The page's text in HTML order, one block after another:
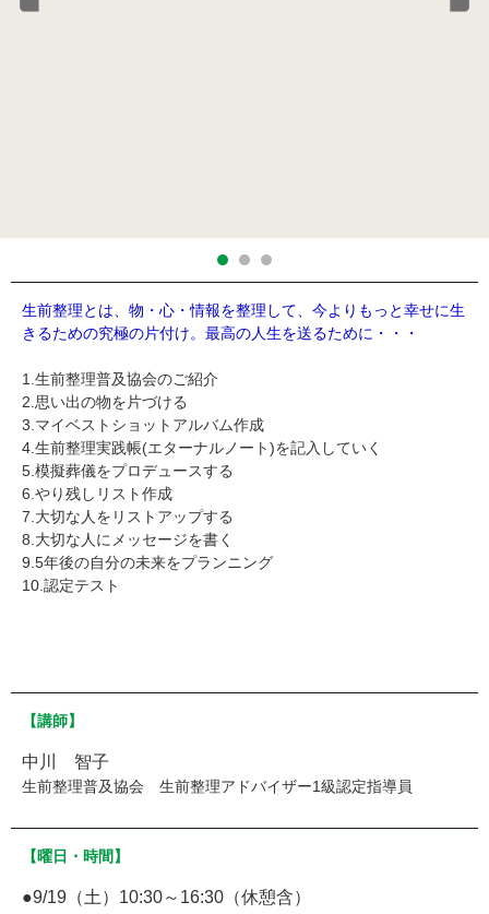
生前整理とは、物・心・情報を整理して、今よりもっと幸せに生
きるための究極の片付け。最高の人生を送るために・・・
1.生前整理普及協会のご紹介
2.思い出の物を片づける
3.マイベストショットアルバム作成
4.生前整理実践帳(エターナルノート)を記入していく
5.模擬葬儀をプロデュースする
6.やり残しリスト作成
7.大切な人をリストアップする
8.大切な人にメッセージを書く
9.5年後の自分の未来をプランニング
10.認定テスト
【講師】
中川 智子
生前整理普及協会 生前整理アドバイザー1級認定指導員
【曜日・時間】
●9/19（土）10:30～16:30（休憩含）